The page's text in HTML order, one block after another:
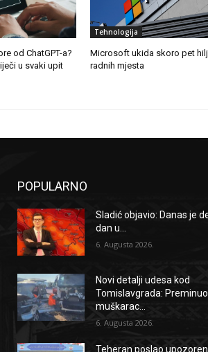
od ChatGPT-a?
u svaki upit
Tehnologija
Microsoft ukida skoro pet
radnih mjesta
POPULARNO
Sladić objavio: Danas je
dan u...
6. Augusta 2026.
Novi detalji udesa kod
Tomislavgrada: Preminuo
muškarac...
6. Augusta 2026.
Teheran poslao